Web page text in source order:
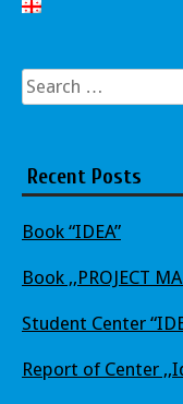
Search
for:
Recent Posts
Book “IDEA”
Book ,,PROJECT
Student Center
Report of Center